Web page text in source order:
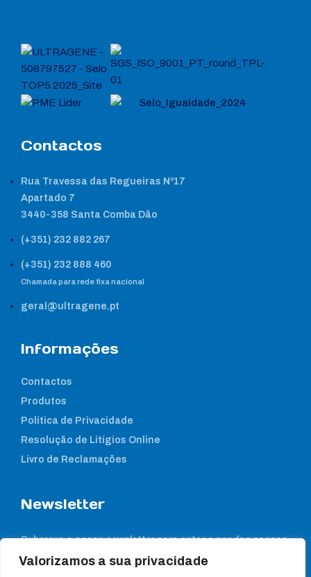
Valorizamos a sua privacidade
Contactos
Rua Travessa das Regueiras Nº17
Apartado 7
3440-358 Santa Comba Dão
(+351) 232 882 267
(+351) 232 888 460
Chamada para rede fixa nacional
geral@ultragene.pt
Informações
Contactos
Produtos
Política de Privacidade
Resolução de Litígios Online
Livro de Reclamações
Newsletter
Subcreva a nossa newsletter para estar a par das nossas
notícias